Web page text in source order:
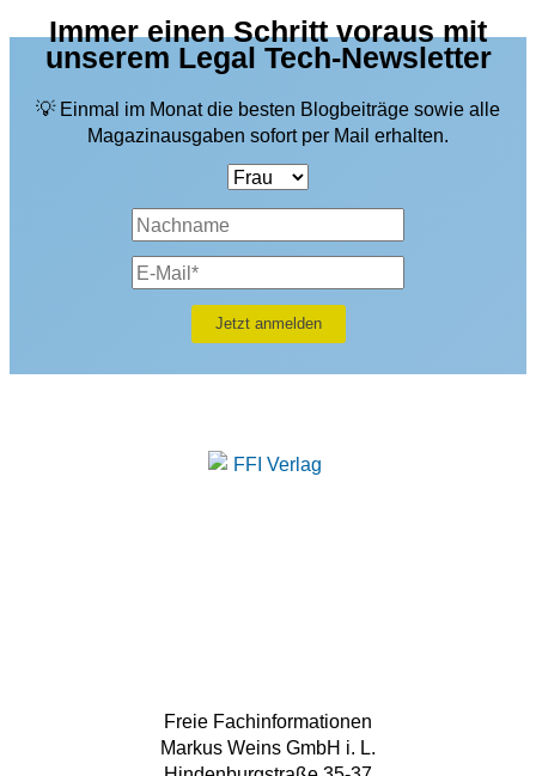
Immer einen Schritt voraus mit
unserem Legal Tech-Newsletter
💡 Einmal im Monat die besten Blogbeiträge sowie alle
Magazinausgaben sofort per Mail erhalten.
Freie Fachinformationen
Markus Weins GmbH i. L.